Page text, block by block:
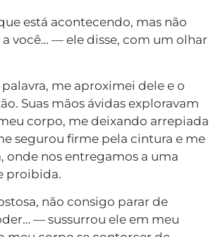
está acontecendo, mas não
você… — ele disse, com um olhar
me aproximei dele e o
Suas mãos ávidas exploravam
corpo, me deixando arrepiada
segurou firme pela cintura e me
onde nos entregamos a uma
proibida.
não consigo parar de
— sussurrou ele em meu